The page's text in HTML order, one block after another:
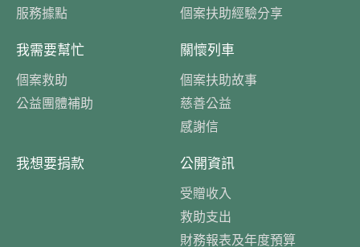
服務據點
個案扶助經驗分享
我需要幫忙
個案救助
公益團體補助
關懷列車
個案扶助故事
慈善公益
感謝信
我想要捐款 公開資訊
受贈收入
救助支出
財務報表及年度預算